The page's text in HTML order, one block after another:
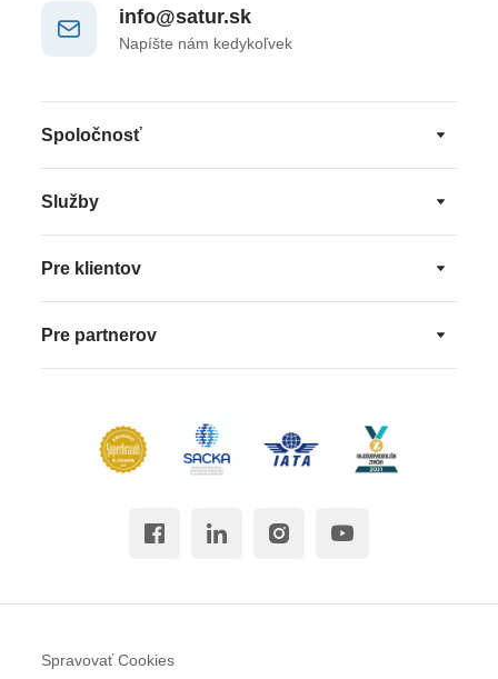
info@satur.sk
Napíšte nám kedykoľvek
Spoločnosť
Služby
Pre klientov
Pre partnerov
Spravovať Cookies